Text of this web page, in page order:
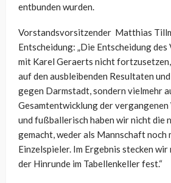
entbunden wurden.
Vorstandsvorsitzender Matthias
Entscheidung: „Die Entscheidung
mit Karel Geraerts nicht
auf den ausbleibenden Resultaten
gegen Darmstadt, sondern vielmehr
Gesamtentwicklung der vergangenen
und fußballerisch haben wir nicht die
gemacht, weder als Mannschaft noch
Einzelspieler. Im Ergebnis stecken
der Hinrunde im Tabellenkeller fest.“